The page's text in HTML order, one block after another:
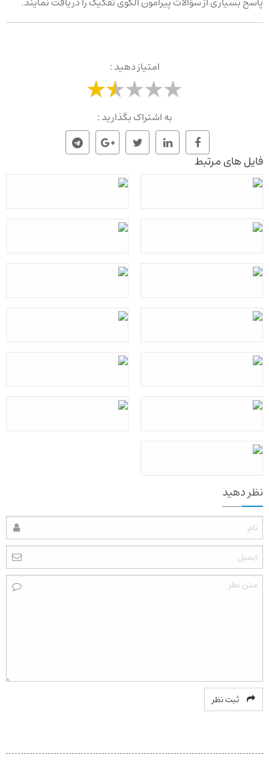
امتیاز دهید :
به اشتراک بگذارید :
فایل های مرتبط
نظر دهید